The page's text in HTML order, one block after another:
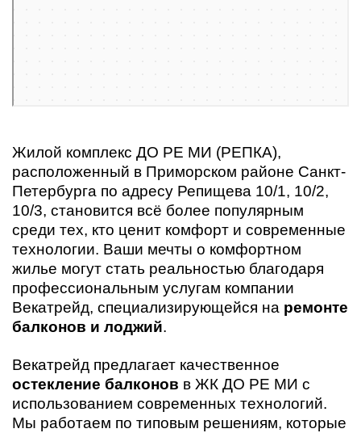
Жилой комплекс ДО РЕ МИ (РЕПКА),
расположенный в Приморском районе Санкт-
Петербурга по адресу Репищева 10/1, 10/2,
10/3, становится всё более популярным
среди тех, кто ценит комфорт и современные
технологии. Ваши мечты о комфортном
жилье могут стать реальностью благодаря
профессиональным услугам компании
Векатрейд, специализирующейся на ремонте
балконов и лоджий.
Векатрейд предлагает качественное
остекление балконов в ЖК ДО РЕ МИ с
использованием современных технологий.
Мы работаем по типовым решениям, которые